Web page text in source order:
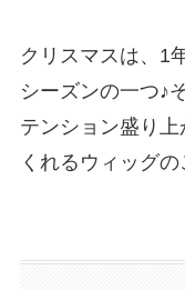
クリスマスは、1
シーズンの一つ♪
テンション盛り
くれるウィッグ